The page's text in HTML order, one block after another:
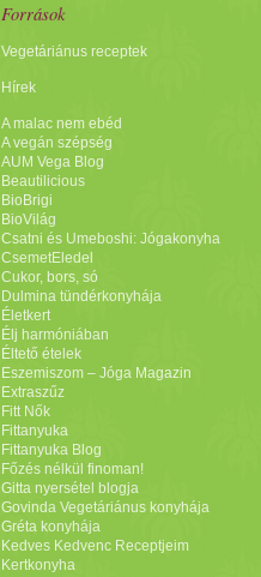
Források
Vegetáriánus receptek
Hírek
A malac nem ebéd
A vegán szépség
AUM Vega Blog
Beautilicious
BioBrigi
BioVilág
Csatni és Umeboshi: Jógakonyha
CsemetEledel
Cukor, bors, só
Dulmina tündérkonyhája
Életkert
Élj harmóniában
Éltető ételek
Eszemiszom – Jóga Magazin
Extraszűz
Fitt Nők
Fittanyuka
Fittanyuka Blog
Főzés nélkül finoman!
Gitta nyersétel blogja
Govinda Vegetáriánus konyhája
Gréta konyhája
Kedves Kedvenc Receptjeim
Kertkonyha